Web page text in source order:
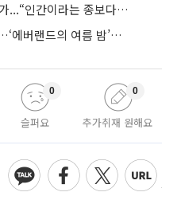
‘태양 아래 올리브’ 김초엽 작가...“인간이라는 종보다 설명하기 어려운 한 사람을 쓰고 싶었다”
반딧불이부터 아기 사자까지…‘에버랜드의 여름 밤’이 기다려지는 이유
슬퍼요
0
추가취재 원해요
0